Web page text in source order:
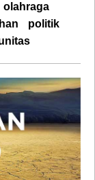
olahraga
politik